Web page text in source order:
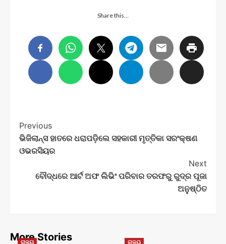
Share this…
Post
Navigation
Previous
ଭିଜିଲାନ୍ସ ହାତରେ ଧରାପଡ଼ିଲେ ସହକାରୀ ମୃତ୍ତିକା ସରଂକ୍ଷଣ
ଓଭରସିୟର
Next
ବୌଦ୍ଧରେ ଆର୍ଟ ଅଫ ଲିଭିଂ ପରିବାର ତରଫରୁ ରୁଦ୍ର ପୂଜା
ଅନୁଷ୍ଠିତ
More Stories
ରାଜ୍ୟ ରାଜ୍ୟ